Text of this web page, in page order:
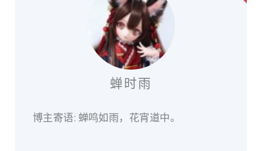
蝉时雨
博主寄语: 蝉鸣如雨，花宵道中。